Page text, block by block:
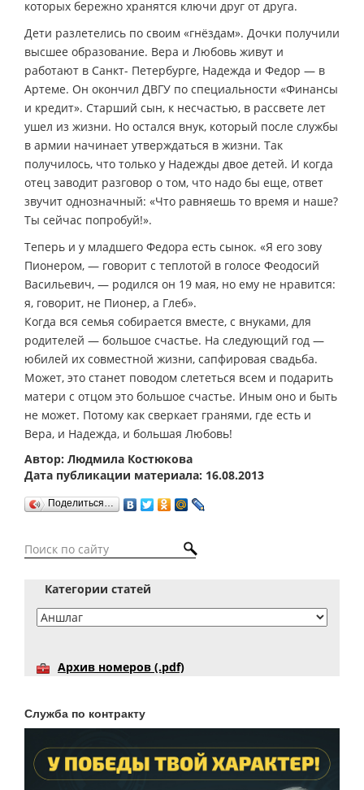
которых бережно хранятся ключи друг от друга.
Дети разлетелись по своим «гнёздам». Дочки получили
высшее образование. Вера и Любовь живут и
работают в Санкт- Петербурге, Надежда и Федор — в
Артеме. Он окончил ДВГУ по специальности «Финансы
и кредит». Старший сын, к несчастью, в рассвете лет
ушел из жизни. Но остался внук, который после службы
в армии начинает утверждаться в жизни. Так
получилось, что только у Надежды двое детей. И когда
отец заводит разговор о том, что надо бы еще, ответ
звучит однозначный: «Что равняешь то время и наше?
Ты сейчас попробуй!».
Теперь и у младшего Федора есть сынок. «Я его зову
Пионером, — говорит с теплотой в голосе Феодосий
Васильевич, — родился он 19 мая, но ему не нравится:
я, говорит, не Пионер, а Глеб».
Когда вся семья собирается вместе, с внуками, для
родителей — большое счастье. На следующий год —
юбилей их совместной жизни, сапфировая свадьба.
Может, это станет поводом слететься всем и подарить
матери с отцом это большое счастье. Иным оно и быть
не может. Потому как сверкает гранями, где есть и
Вера, и Надежда, и большая Любовь!
Автор: Людмила Костюкова
Дата публикации материала: 16.08.2013
Поделиться…
Категории статей
Архив номеров (.pdf)
Служба по контракту